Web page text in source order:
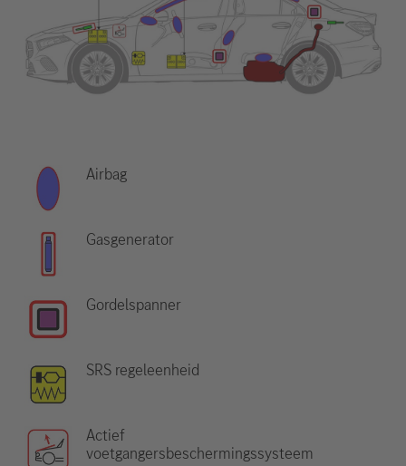
Airbag
Gasgenerator
Gordelspanner
SRS regeleenheid
Actief
voetgangersbeschermingssysteem